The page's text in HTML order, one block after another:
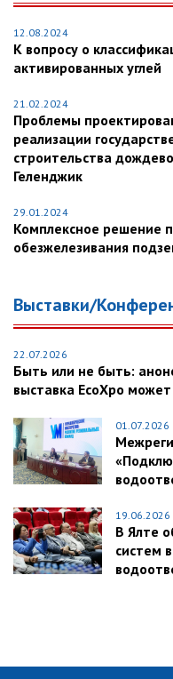
12.08.2024
К вопросу о
активированных углей
21.02.2024
Проблемы
реализации
строительства
Геленджик
29.01.2024
Комплексное решение
обезжелезивания
Выставки/
22.07.2026
Быть или не быть:
выставка EcoXpo
01.07.2026
19.06.2026
В Ялте
систем